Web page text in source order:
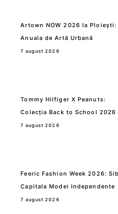
Artown NOW 2026 la Ploiești:
Anuala de Artă Urbană
7 august 2026
Tommy Hilfiger X Peanuts:
Colecția Back to School 2026
7 august 2026
Feeric Fashion Week 2026:
Capitala Modei Independente
7 august 2026